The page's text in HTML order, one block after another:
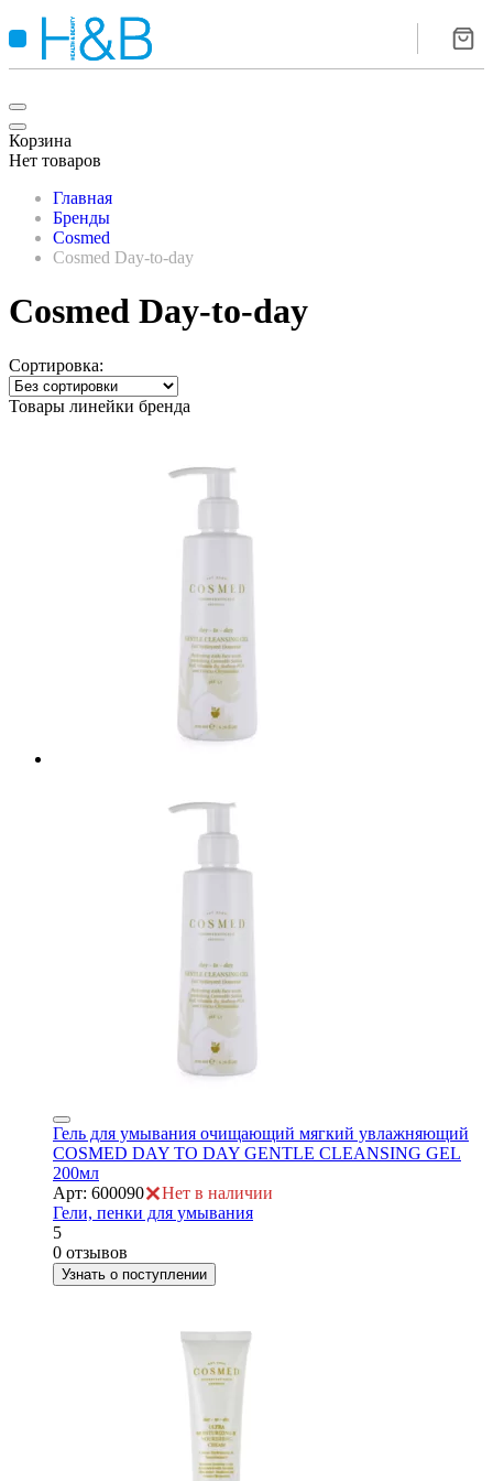
Корзина
Нет товаров
Главная
Бренды
Cosmed
Cosmed Day-to-day
Cosmed Day-to-day
Сортировка:
Товары линейки бренда
Гель для умывания очищающий мягкий увлажняющий
COSMED DAY TO DAY GENTLE CLEANSING GEL
200мл
Арт: 600090
Нет в наличии
Гели, пенки для умывания
5
0 отзывов
Узнать о поступлении